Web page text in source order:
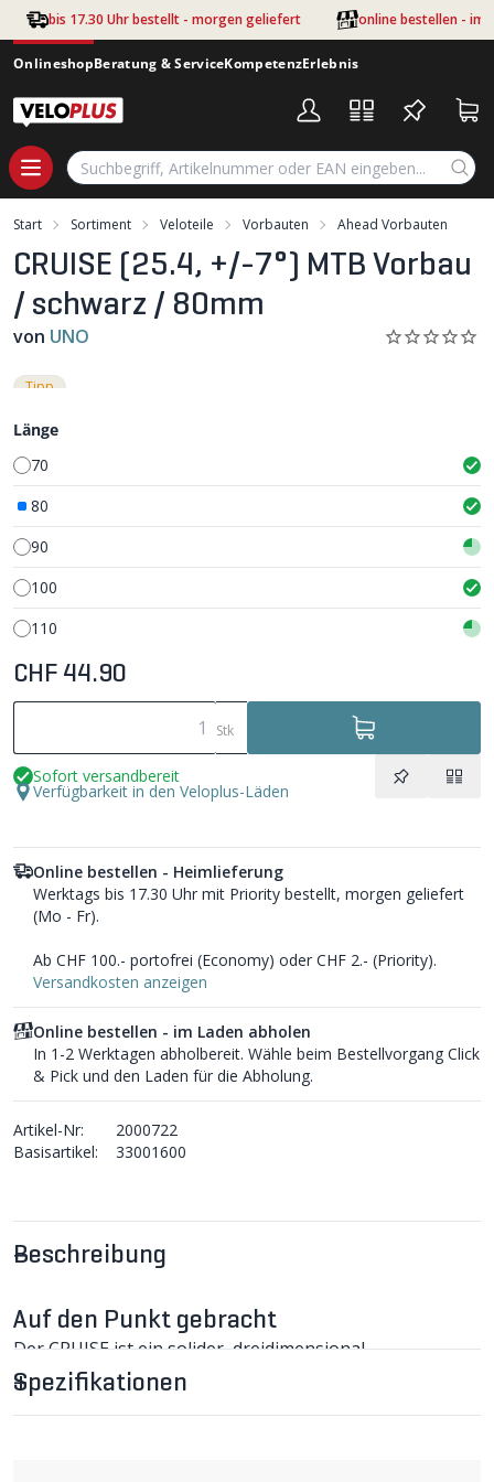
Zum Hauptinhalt springen
bis 17.30 Uhr bestellt - morgen geliefert online bestellen - im
OnlineshopBeratung & ServiceKompetenzErlebnis
Start Sortiment Veloteile Vorbauten Ahead Vorbauten
CRUISE (25.4, +/-7°) MTB Vorbau
/ schwarz / 80mm
von UNO
Tipp
Beschreibung
Auf den Punkt gebracht
Der CRUISE ist ein solider, dreidimensional
kaltgeschmiedeter Vorbau für 1 1/8" Ahead Set
Steuersätze aus 6061er Alu.
CRUISE (25.4, +/-7°) MTB Vorbau im
Spezifikationen
Länge
70
80
90
100
110
CHF 44.90
Stk
Sofort versandbereit
Verfügbarkeit in den Veloplus-Läden
Online bestellen - Heimlieferung
Werktags bis 17.30 Uhr mit Priority bestellt, morgen geliefert
(Mo - Fr).
Ab CHF 100.- portofrei (Economy) oder CHF 2.- (Priority).
Versandkosten anzeigen
Online bestellen - im Laden abholen
In 1-2 Werktagen abholbereit. Wähle beim Bestellvorgang Click
& Pick und den Laden für die Abholung.
Artikel-Nr:
2000722
Basisartikel:
33001600